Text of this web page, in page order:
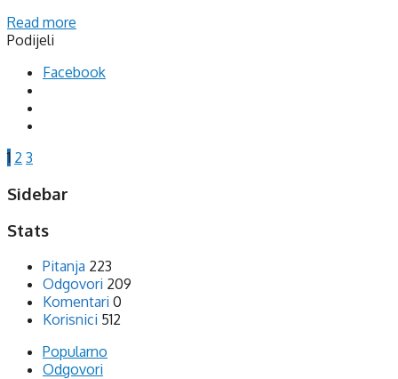
Read more
Podijeli
Facebook
1 2 3
Sidebar
Stats
Pitanja 223
Odgovori 209
Komentari 0
Korisnici 512
Popularno
Odgovori